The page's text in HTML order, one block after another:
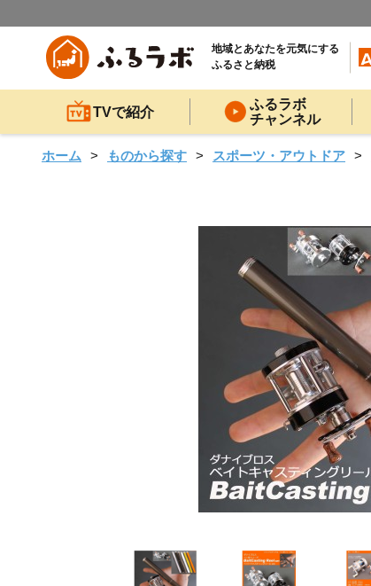
地域とあなたを元気にする
ふるさと納税
TVで紹介
ふるラボ
チャンネル
ホーム ものから探す スポーツ・アウトドア